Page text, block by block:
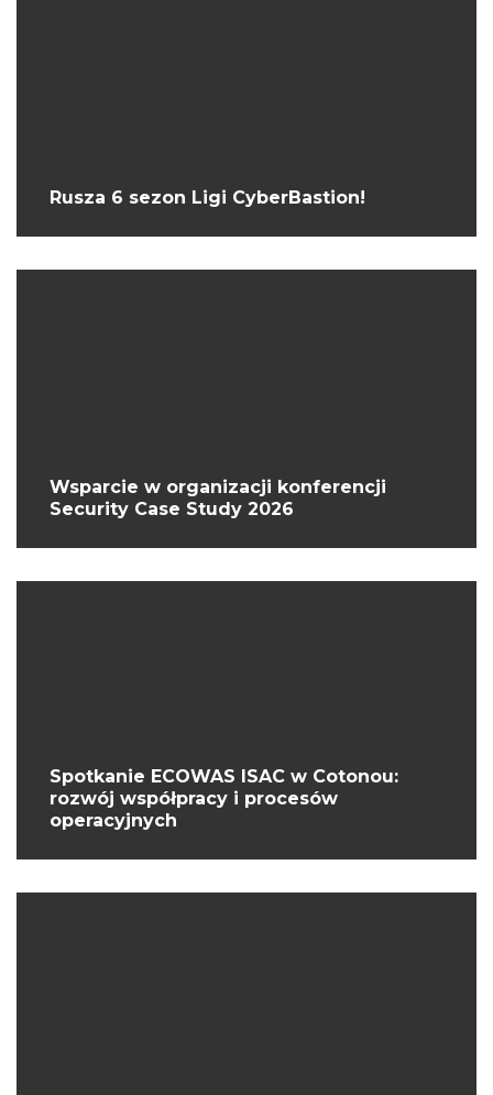
Rusza 6 sezon Ligi CyberBastion!
Wsparcie w organizacji konferencji
Security Case Study 2026
Spotkanie ECOWAS ISAC w Cotonou:
rozwój współpracy i procesów
operacyjnych